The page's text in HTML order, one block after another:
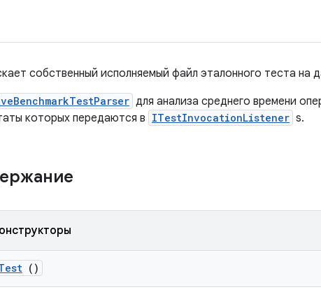
собственный исполняемый файл эталонного теста на
для анализа среднего времени
которых передаются в ITestInvocationListener s.
()